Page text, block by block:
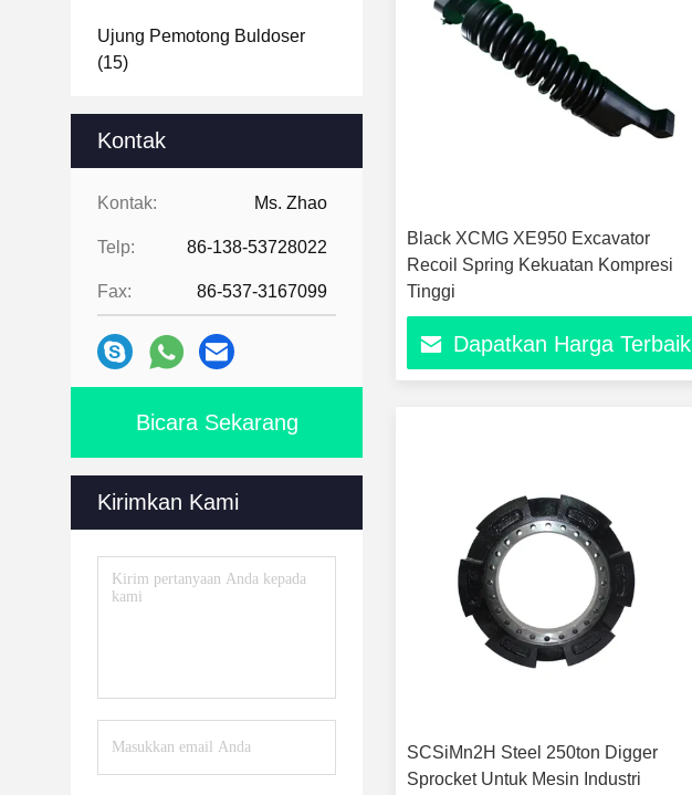
Ujung Pemotong Buldoser
(15)
Gigi Bucket Ekskavator(16)
Kontak
Kontak: Ms. Zhao
Telp: 86-138-53728022
Fax: 86-537-3167099
Bicara Sekarang
Kirimkan Kami
Black XCMG XE950 Excavator
Recoil Spring Kekuatan Kompresi
Tinggi
Dapatkan Harga Terbaik
SCSiMn2H Steel 250ton Digger
Sprocket Untuk Mesin Industri